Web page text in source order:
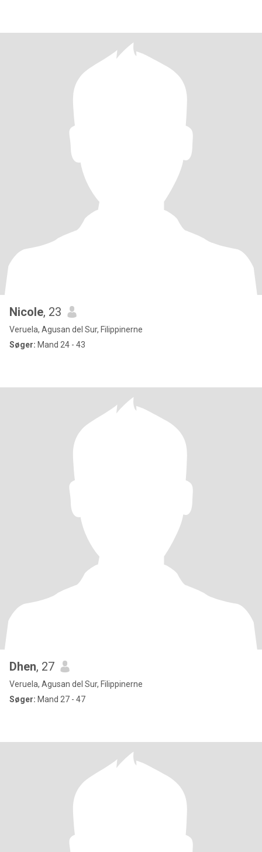
Nicole, 23
Veruela, Agusan del Sur, Filippinerne
Søger: Mand 24 - 43
Dhen, 27
Veruela, Agusan del Sur, Filippinerne
Søger: Mand 27 - 47